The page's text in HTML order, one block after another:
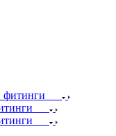
фитинги